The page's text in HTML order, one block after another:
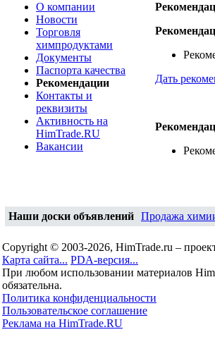
О компании
Новости
Торговля
химпродуктами
Документы
Паспорта качества
Рекомендации
Контакты и
реквизиты
Активность на
HimTrade.RU
Вакансии
Дать
Наши доски объявлений Продажа
Copyright © 2003-2026, HimTrade.ru –
Карта сайта... PDA-версия...
При любом использовании материалов
обязательна.
Политика конфиденциальности
Пользовательское соглашение
Реклама на HimTrade.RU